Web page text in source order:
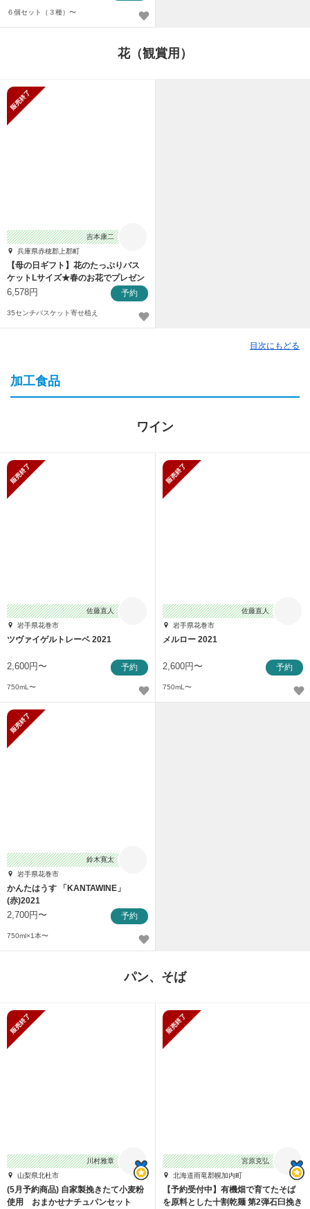
６個セット（３種）〜
花（観賞用）
吉本康二
兵庫県赤穂郡上郡町
【母の日ギフト】花のたっぷりバス
ケットLサイズ★春のお花でプレゼン
ト用寄せ植え
6,578円 予約
35センチバスケット寄せ植え
目次にもどる
加工食品
ワイン
佐藤直人
岩手県花巻市
ツヴァイゲルトレーベ 2021
2,600円〜 予約
750mL〜
佐藤直人
岩手県花巻市
メルロー 2021
2,600円〜 予約
750mL〜
鈴木寛太
岩手県花巻市
かんたはうす 「KANTAWINE」
(赤)2021
2,700円〜 予約
750ml×1本〜
パン、そば
川村雅章
山梨県北杜市
(5月予約商品) 自家製挽きたて小麦粉
使用 おまかせナチュパンセット
宮原克弘
北海道雨竜郡幌加内町
【予約受付中】有機畑で育てたそば
を原料とした十割乾麺 第2弾石臼挽き